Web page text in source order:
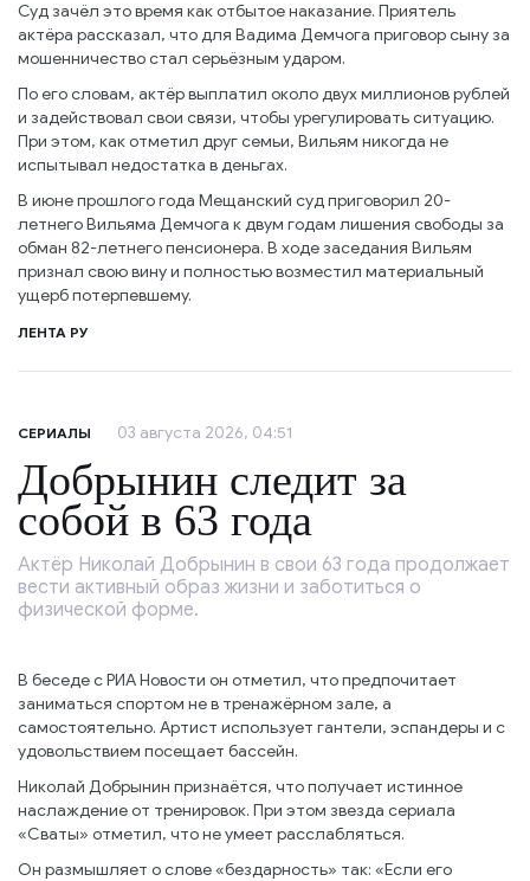
Суд зачёл это время как отбытое наказание. Приятель
актёра рассказал, что для Вадима Демчога приговор сыну за
мошенничество стал серьёзным ударом.
По его словам, актёр выплатил около двух миллионов рублей
и задействовал свои связи, чтобы урегулировать ситуацию.
При этом, как отметил друг семьи, Вильям никогда не
испытывал недостатка в деньгах.
В июне прошлого года Мещанский суд приговорил 20-
летнего Вильяма Демчога к двум годам лишения свободы за
обман 82-летнего пенсионера. В ходе заседания Вильям
признал свою вину и полностью возместил материальный
ущерб потерпевшему.
ЛЕНТА РУ
СЕРИАЛЫ 03 августа 2026, 04:51
Добрынин следит за
собой в 63 года
Актёр Николай Добрынин в свои 63 года продолжает
вести активный образ жизни и заботиться о
физической форме.
В беседе с РИА Новости он отметил, что предпочитает
заниматься спортом не в тренажёрном зале, а
самостоятельно. Артист использует гантели, эспандеры и с
удовольствием посещает бассейн.
Николай Добрынин признаётся, что получает истинное
наслаждение от тренировок. При этом звезда сериала
«Сваты» отметил, что не умеет расслабляться.
Он размышляет о слове «бездарность» так: «Если его